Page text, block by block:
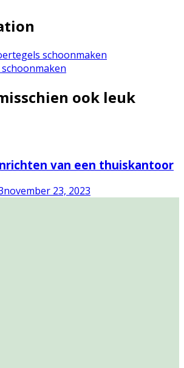
schoonmaken
schoonmaken
ook leuk
van een thuiskantoor
november 23, 2023